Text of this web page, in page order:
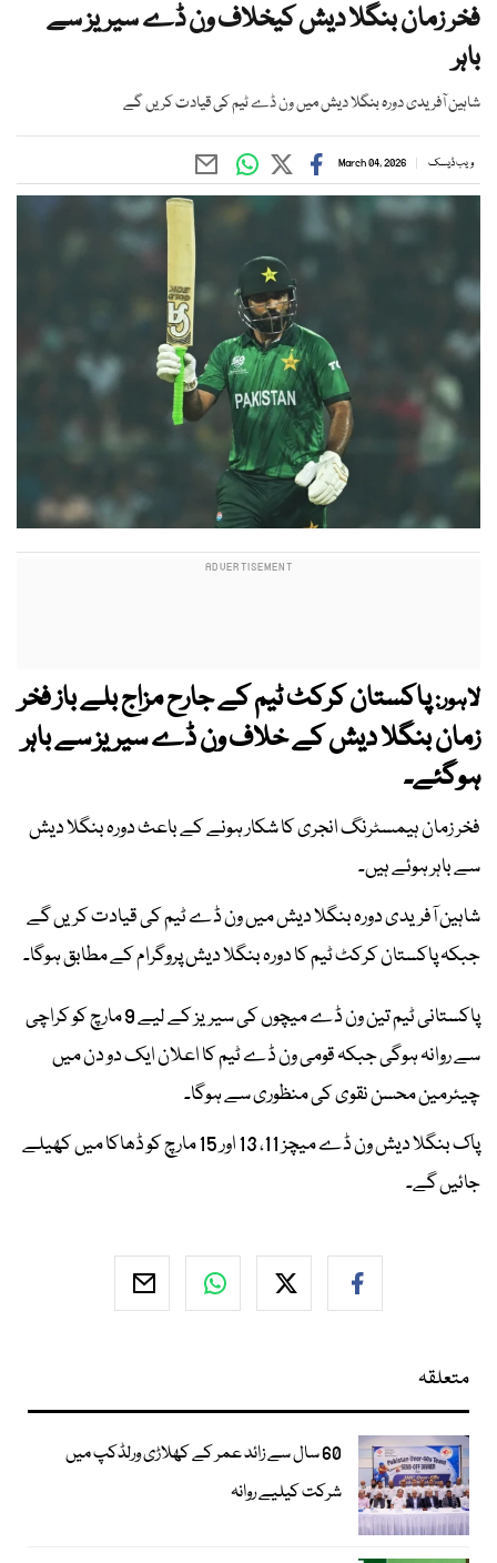
فخر زمان بنگلا دیش کیخلاف ون ڈے سیریز سے
باہر
شاہین آفریدی دورہ بنگلا دیش میں ون ڈے ٹیم کی قیادت کریں گے
ویب ڈیسک March 04, 2026
لاہور:پاکستان کرکٹ ٹیم کے جارح مزاج بلے باز فخر
زمان بنگلا دیش کے خلاف ون ڈے سیریز سے باہر
ہوگئے۔
فخر زمان ہیمسٹرنگ انجری کا شکار ہونے کے باعث دورہ بنگلا دیش
سے باہر ہوئے ہیں۔
شاہین آفریدی دورہ بنگلا دیش میں ون ڈے ٹیم کی قیادت کریں گے
جبکہ پاکستان کرکٹ ٹیم کا دورہ بنگلا دیش پروگرام کے مطابق ہوگا۔
پاکستانی ٹیم تین ون ڈے میچوں کی سیریز کے لیے 9 مارچ کو کراچی
سے روانہ ہوگی جبکہ قومی ون ڈے ٹیم کا اعلان ایک دو دن میں
چیئرمین محسن نقوی کی منظوری سے ہوگا۔
پاک بنگلا دیش ون ڈے میچز 11، 13 اور 15 مارچ کو ڈھاکا میں کھیلے
جائیں گے۔
متعلقہ
60 سال سے زائد عمر کے کھلاڑی ورلڈکپ میں
شرکت کیلیے روانہ